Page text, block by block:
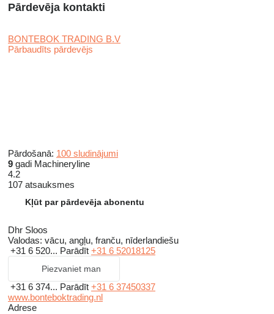
Pārdevēja kontakti
BONTEBOK TRADING B.V
Pārbaudīts pārdevējs
Pārdošanā: 100 sludinājumi
9 gadi Machineryline
4.2
107 atsauksmes
Kļūt par pārdevēja abonentu
Dhr Sloos
Valodas: vācu, angļu, franču, nīderlandiešu
+31 6 520... Parādīt +31 6 52018125
Piezvaniet man
+31 6 374... Parādīt +31 6 37450337
www.bonteboktrading.nl
Adrese